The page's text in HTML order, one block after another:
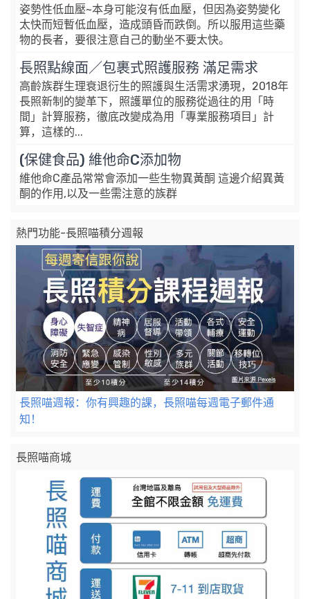
姿勢性低血壓~本身可能沒有低血壓，但因為姿勢變化
太快而短暫低血壓，造成頭昏而跌倒。所以服用這些藥
物的長者，要很注意自己的動坐不要太快。
長照點線面／包裹式照護服務 滿足需求
高齡族群生理衰退衍生的照護與生活需求湧現，2018年
長照新制的變革下，照護單位的服務從過往的用「時
間」計算服務，徹底改變成為用「專業服務項目」計
算，這樣的...
(保健食品) 維他命C添加物
維他命C產品常常會添加一些生物異黃酮 這邊介紹異黃
酮的作用,以及一些需注意的族群
熱門功能-長照喵積分週報
長照喵週報：你有興趣的課，長照喵每週電子郵件通
知！
長照喵商城